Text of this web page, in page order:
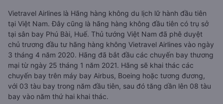
Vietravel Airlines là Hãng hàng không du lịch lữ hành đầu tiên
tại Việt Nam. Đây cũng là hãng hàng không đầu tiên có trụ sở
tại sân bay Phú Bài, Huế. Thủ tướng Việt Nam đã phê duyệt
chủ trương đầu tư hãng hàng không Vietravel Airlines vào ngày
3 tháng 4 năm 2020. Hãng đã bắt đầu các chuyến bay thương
mại từ ngày 25 tháng 1 năm 2021. Hãng sẽ khai thác các
chuyến bay trên máy bay Airbus, Boeing hoặc tương đương,
với 03 tàu bay trong năm đầu tiên, sau đó tăng dần lên 08 tàu
bay vào năm thứ hai khai thác.